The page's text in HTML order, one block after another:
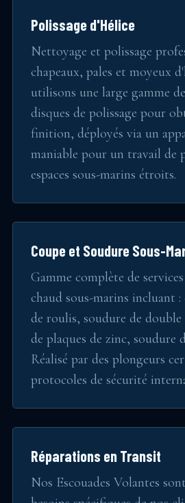
Polissage d'Hélice
Nettoyage et polissage
chapeaux, pales et moyeux
utilisons une large gamme
disques de polissage pour
finition, déployés via un
maniable pour un travail de
espaces sous-marins étroits.
Coupe et Soudure Sous-
Gamme complète de
chaud sous-marins incluant
de roulis, soudure de
de plaques de zinc, soudure
Réalisé par des plongeurs
protocoles de sécurité
Réparations en Transit
Nos Escouades Volantes